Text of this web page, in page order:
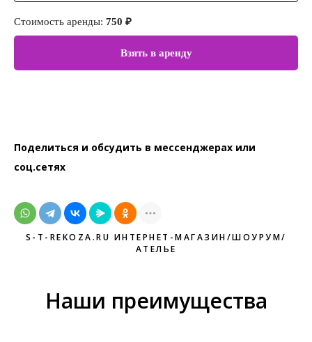
Стоимость аренды: 750 ₽
Взять в аренду
Поделиться и обсудить в мессенджерах или
соц.сетях
S-T-REKOZA.RU ИНТЕРНЕТ-МАГАЗИН/ШОУРУМ/
АТЕЛЬЕ
Наши преимущества